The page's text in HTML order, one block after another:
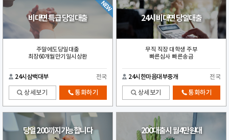
비대면 특급 당일대출
주말에도당일대출
최장60개월만기일시상환
24시삼백대부 전국
상세보기 통화하기
24시 비대면 당일대출
무직 직장 대학생 주부
빠른심사 빠른송금
24시한마음대부중개 전국
상세보기 통화하기
당일 200까지가능합니다 200대출시 월4만원대